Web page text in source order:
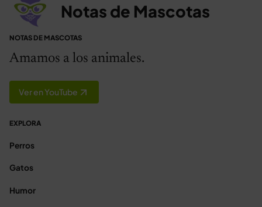
Notas de Mascotas
NOTAS DE MASCOTAS
Amamos a los animales.
Ver en YouTube
EXPLORA
Perros
Gatos
Humor